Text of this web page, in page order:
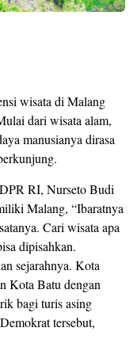
wisata di Malang
dari wisata alam,
manusianya dirasa
RI, Nurseto Budi
Malang, “Ibaratnya
Cari wisata apa
dipisahkan.
sejarahnya. Kota
Kota Batu dengan
bagi turis asing
tersebut,